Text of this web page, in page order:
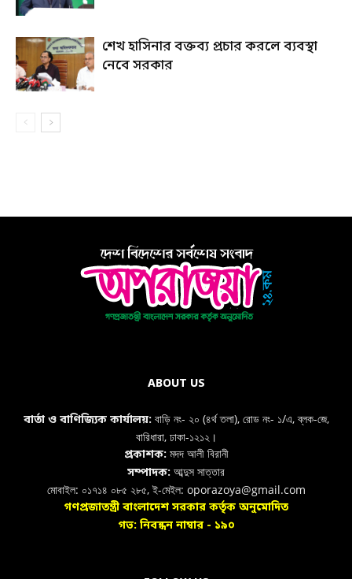
শেখ হাসিনার বক্তব্য প্রচার করলে ব্যবস্থা
নেবে সরকার
ABOUT US
বার্তা ও বাণিজ্যিক কার্যালয়: বাড়ি নং- ২০ (৪র্থ তলা), রোড নং- ১/এ, ব্লক-জে,
বারিধারা, ঢাকা-১২১২।
প্রকাশক:মদদ আলী বিরানী
সম্পাদক: আব্দুস সাত্তার
মোবাইল: ০১৭১৪ ০৮৫ ২৮৫, ই-মেইল: oporazoya@gmail.com
গণপ্রজাতন্ত্রী বাংলাদেশ সরকার কর্তৃক অনুমোদিত
গভ: নিবন্ধন নাম্বার - ১৯০